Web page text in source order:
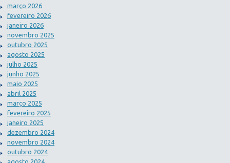
março 2026
fevereiro 2026
janeiro 2026
novembro 2025
outubro 2025
agosto 2025
julho 2025
junho 2025
maio 2025
abril 2025
março 2025
fevereiro 2025
janeiro 2025
dezembro 2024
novembro 2024
outubro 2024
agosto 2024